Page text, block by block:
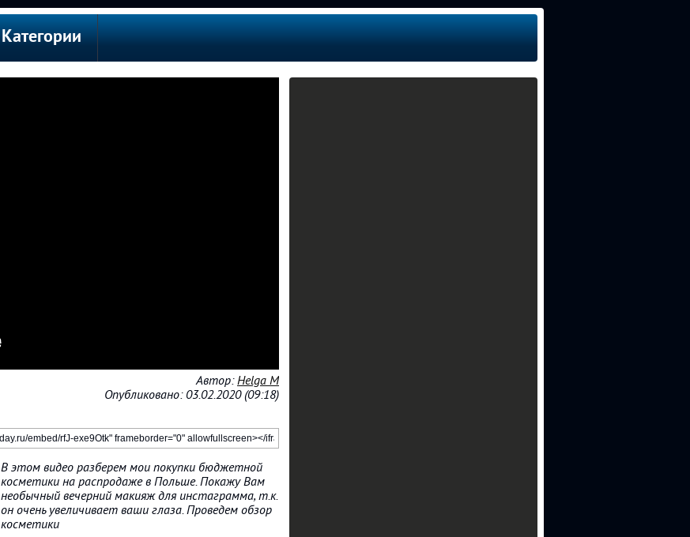
Категории
Автор:Helga M
Опубликовано: 03.02.2020 (09:18)
В этом видео разберем мои покупки бюджетной
косметики на распродаже в Польше. Покажу Вам
необычный вечерний макияж для инстаграмма, т.к.
он очень увеличивает ваши глаза. Проведем обзор
косметики